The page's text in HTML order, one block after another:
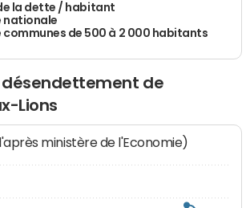
la dette / habitant
nationale
communes de 500 à 2 000 habitants
de
Lions
ministère de l'Economie)